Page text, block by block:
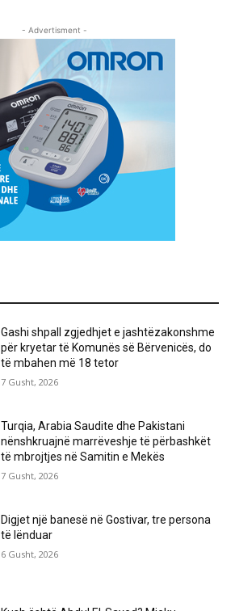
- Advertisment -
Gashi shpall zgjedhjet e jashtëzakonshme
për kryetar të Komunës së Bërvenicës, do
të mbahen më 18 tetor
7 Gusht, 2026
Turqia, Arabia Saudite dhe Pakistani
nënshkruajnë marrëveshje të përbashkët
të mbrojtjes në Samitin e Mekës
7 Gusht, 2026
Digjet një banesë në Gostivar, tre persona
të lënduar
6 Gusht, 2026